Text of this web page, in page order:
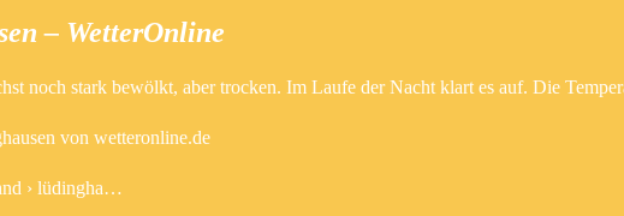
– WetterOnline
noch stark bewölkt, aber trocken. Im Laufe der Nacht klart es auf. Die
von wetteronline.de
› lüdingha…